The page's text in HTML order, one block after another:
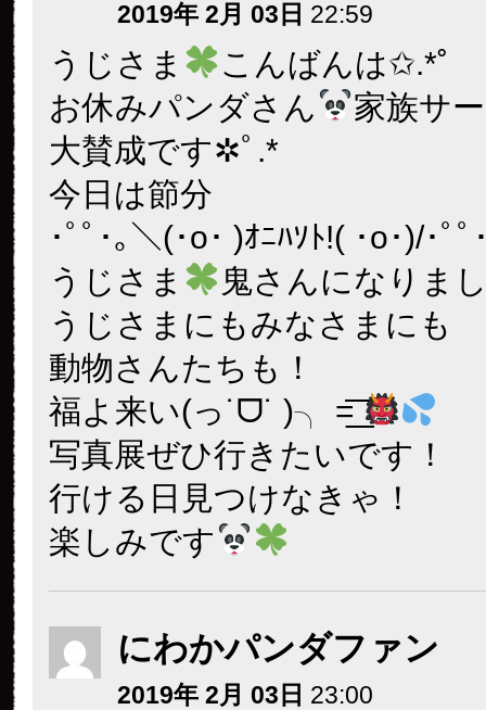
2019年 2月 03日 22:59
うじさま
こんばんは✩.*˚
お休みパンダさん
家族サ
大賛成です✲ﾟ.*
今日は節分
･ﾟﾟ･｡＼(･o･ )ｵﾆﾊｿﾄ!( ･o･)/･ﾟﾟ
うじさま
鬼さんになりま
うじさまにもみなさまにも
動物さんたちも！
福よ来い(っ˙ᗜ˙ )╮ =͟͟͞͞
写真展ぜひ行きたいです！
行ける日見つけなきゃ！
楽しみです
にわかパンダファン
2019年 2月 03日 23:00